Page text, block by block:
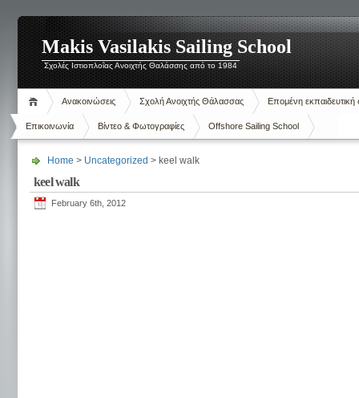
Makis Vasilakis Sailing School
Σχολές Ιστιοπλοΐας Ανοιχτής Θαλάσσης από το 1984
Ανακοινώσεις Σχολή Ανοιχτής Θάλασσας Επομένη εκπαιδευτική
Επικοινωνία Βίντεο & Φωτογραφίες Offshore Sailing School
Home > Uncategorized > keel walk
keel walk
February 6th, 2012